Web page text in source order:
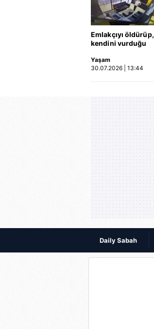
Emlakçıyı öldürüp,
kendini vurduğu
ortaya çıktı | Video
Yaşam
30.07.2026 | 13:44
Daily Sabah